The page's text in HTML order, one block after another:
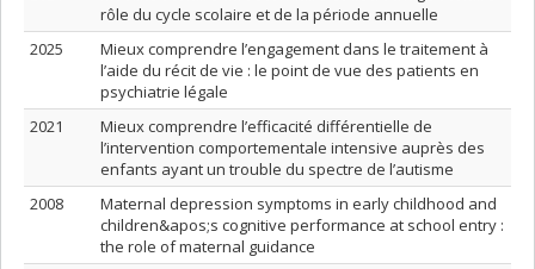
rôle du cycle scolaire et de la période annuelle
2025
Mieux comprendre l’engagement dans le traitement à
l’aide du récit de vie : le point de vue des patients en
psychiatrie légale
2021
Mieux comprendre l’efficacité différentielle de
l’intervention comportementale intensive auprès des
enfants ayant un trouble du spectre de l’autisme
2008
Maternal depression symptoms in early childhood and
children&apos;s cognitive performance at school entry :
the role of maternal guidance